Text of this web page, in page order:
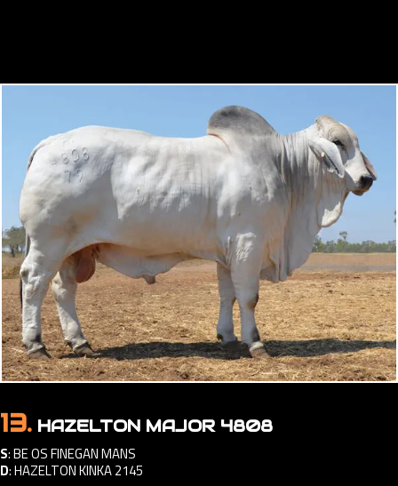
13. HAZELTON MAJOR 4808
S:BE OS FINEGAN MANS
D:HAZELTON KINKA 2145